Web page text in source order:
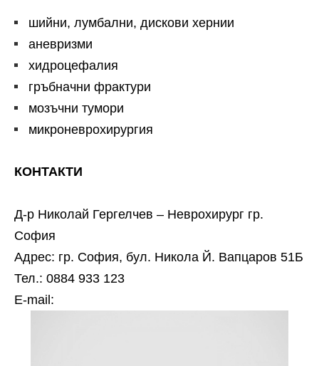
шийни, лумбални, дискови хернии
аневризми
хидроцефалия
гръбначни фрактури
мозъчни тумори
микроневрохирургия
КОНТАКТИ
Д-р Николай Гергелчев – Неврохирург гр.
София
Адрес: гр. София, бул. Никола Й. Вапцаров 51Б
Тел.: 0884 933 123
Е-mail: